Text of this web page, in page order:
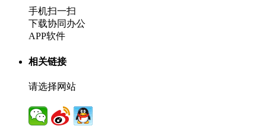
手机扫一扫
下载协同办公
APP软件
相关链接
请选择网站